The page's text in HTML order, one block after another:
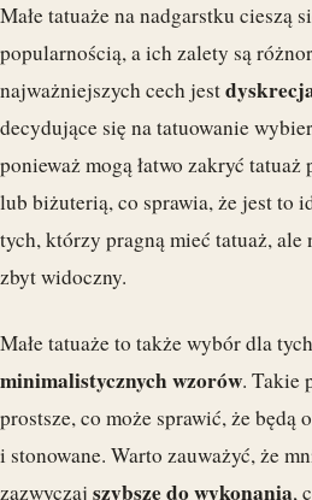
Małe tatuaże na nadgarstku cieszą
popularnością, a ich zalety są
najważniejszych cech jest
decydujące się na tatuowanie
ponieważ mogą łatwo zakryć tatuaż
lub biżuterią, co sprawia, że jest to
tych, którzy pragną mieć tatuaż, ale
zbyt widoczny.
Małe tatuaże to także wybór dla
minimalistycznych wzorów. Takie
prostsze, co może sprawić, że będą
i stonowane. Warto zauważyć, że
zazwyczaj szybsze do wykonania,